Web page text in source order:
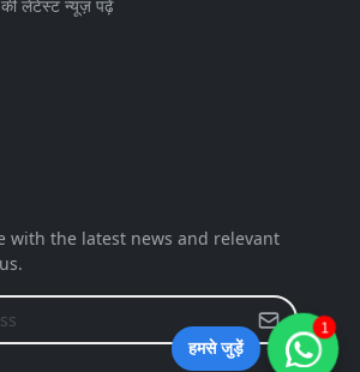
की लेटेस्ट न्यूज़ पढ़ें
with the latest news and relevant
हमसे जुड़ें
1